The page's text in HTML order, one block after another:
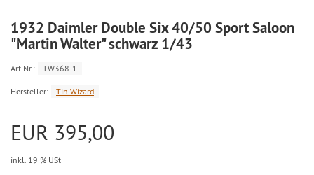
1932 Daimler Double Six 40/50 Sport Saloon
"Martin Walter" schwarz 1/43
Art.Nr.: TW368-1
Hersteller: Tin Wizard
EUR 395,00
inkl. 19 % USt